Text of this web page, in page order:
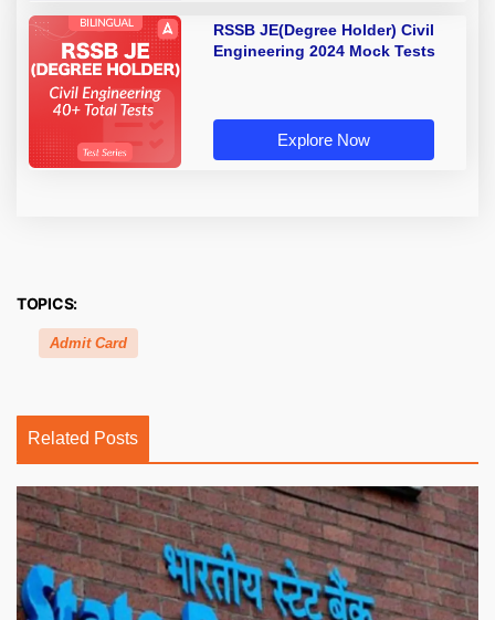
RSSB JE(Degree Holder) Civil
Engineering 2024 Mock Tests
Explore Now
TOPICS:
Admit Card
Related Posts